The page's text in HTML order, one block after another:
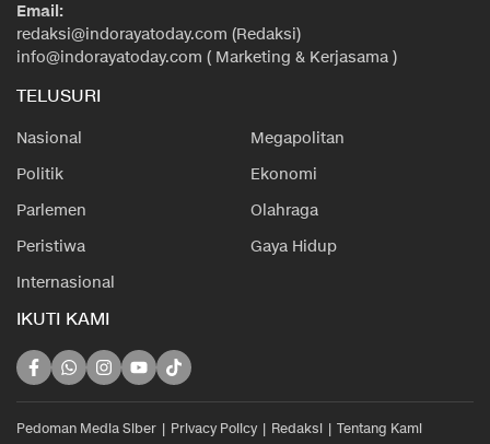
Email:
redaksi@indorayatoday.com (Redaksi)
info@indorayatoday.com ( Marketing & Kerjasama )
TELUSURI
Nasional
Megapolitan
Politik
Ekonomi
Parlemen
Olahraga
Peristiwa
Gaya Hidup
Internasional
IKUTI KAMI
Pedoman Media Siber Privacy Policy Redaksi Tentang Kami